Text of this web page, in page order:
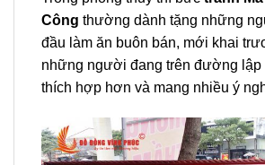
Công thường dành tặng những
đầu làm ăn buôn bán, mới khai
những người đang trên đường lập
thích hợp hơn và mang nhiều ý